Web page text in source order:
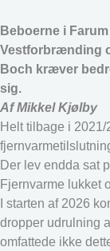
Beboerne i
Vestforbrænding
Boch kræver
sig.
Af Mikkel Kjølby
Helt tilbage i
Der lev endda sat
Fjernvarme lukket
I starten af 2026
dropper udrulning
omfattede ikke